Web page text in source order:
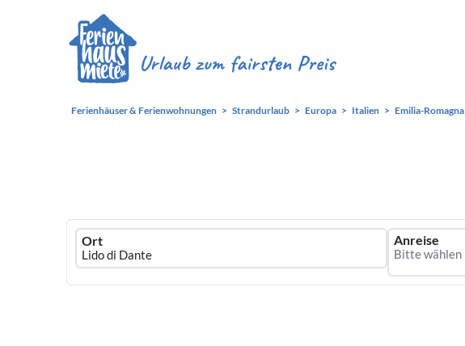
Ferienhäuser & Ferienwohnungen Strandurlaub Europa Italien Emilia-Romagna
Ferienhausmiete
logo
Ort Anreise